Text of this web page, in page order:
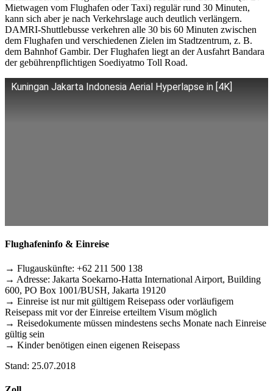
Mietwagen vom Flughafen oder Taxi) regulär rund 30 Minuten,
kann sich aber je nach Verkehrslage auch deutlich verlängern.
DAMRI-Shuttlebusse verkehren alle 30 bis 60 Minuten zwischen
dem Flughafen und verschiedenen Zielen im Stadtzentrum, z. B.
dem Bahnhof Gambir. Der Flughafen liegt an der Ausfahrt Bandara
der gebührenpflichtigen Soediyatmo Toll Road.
Kuningan Jakarta Indonesia Aerial Hyperlapse in [4K]
Flughafeninfo & Einreise
→ Flugauskünfte: +62 211 500 138
→ Adresse: Jakarta Soekarno-Hatta International Airport, Building
600, PO Box 1001/BUSH, Jakarta 19120
→ Einreise ist nur mit gültigem Reisepass oder vorläufigem
Reisepass mit vor der Einreise erteiltem Visum möglich
→ Reisedokumente müssen mindestens sechs Monate nach Einreise
gültig sein
→ Kinder benötigen einen eigenen Reisepass
Stand: 25.07.2018